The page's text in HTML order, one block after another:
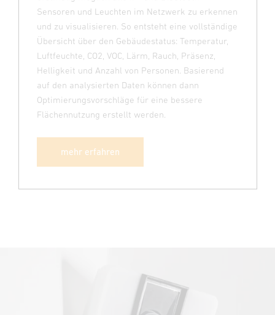
Sensoren und Leuchten im Netzwerk zu erkennen
und zu visualisieren. So entsteht eine vollständige
Übersicht über den Gebäudestatus: Temperatur,
Luftfeuchte, CO2, VOC, Lärm, Rauch, Präsenz,
Helligkeit und Anzahl von Personen. Basierend
auf den analysierten Daten können dann
Optimierungsvorschläge für eine bessere
Flächennutzung erstellt werden.
mehr erfahren